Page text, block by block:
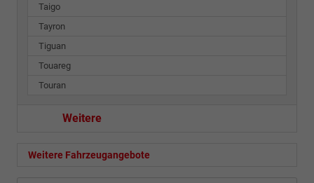
Taigo
Tayron
Tiguan
Touareg
Touran
Weitere
Weitere Fahrzeugangebote